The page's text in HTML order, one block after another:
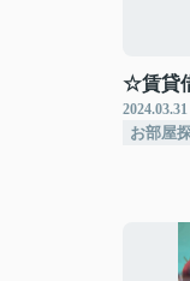
☆賃貸
2024.03.31
お部屋